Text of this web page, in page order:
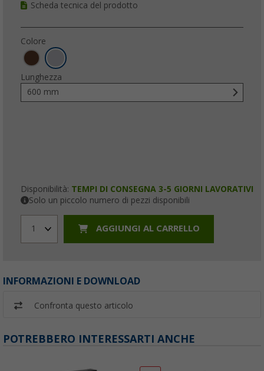
Scheda tecnica del prodotto
Colore
Lunghezza
600 mm
Disponibilità: TEMPI DI CONSEGNA 3-5 GIORNI LAVORATIVI
Solo un piccolo numero di pezzi disponibili
1 AGGIUNGI AL CARRELLO
INFORMAZIONI E DOWNLOAD
Confronta questo articolo
POTREBBERO INTERESSARTI ANCHE